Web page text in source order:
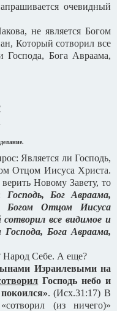
очевидный
не является Богом
Который сотворил все
Бога Авраама,
Является ли Господь,
Отцом Иисуса Христа.
Новому Завету, то
Господь, Бог Авраама,
Богом Отцом Иисуса
все видимое и
Бога Авраама,
Народ Себе. А еще?
Израилевыми на
Господь небо и
. (Исх.31:17) В
(из ничего)»